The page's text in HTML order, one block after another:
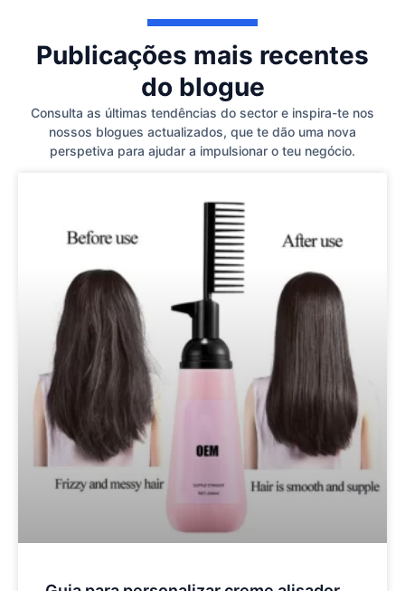
Publicações mais recentes
do blogue
Consulta as últimas tendências do sector e inspira-te nos
nossos blogues actualizados, que te dão uma nova
perspetiva para ajudar a impulsionar o teu negócio.